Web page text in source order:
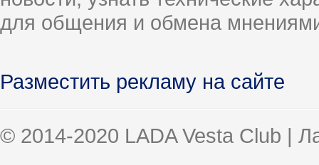
для общения и обмена
Разместить рекламу на сайте
© 2014-2020 LADA Vesta Club |